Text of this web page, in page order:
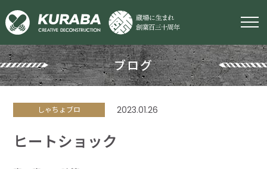
ブログ
しゃちょブロ 2023.01.26
ヒートショック